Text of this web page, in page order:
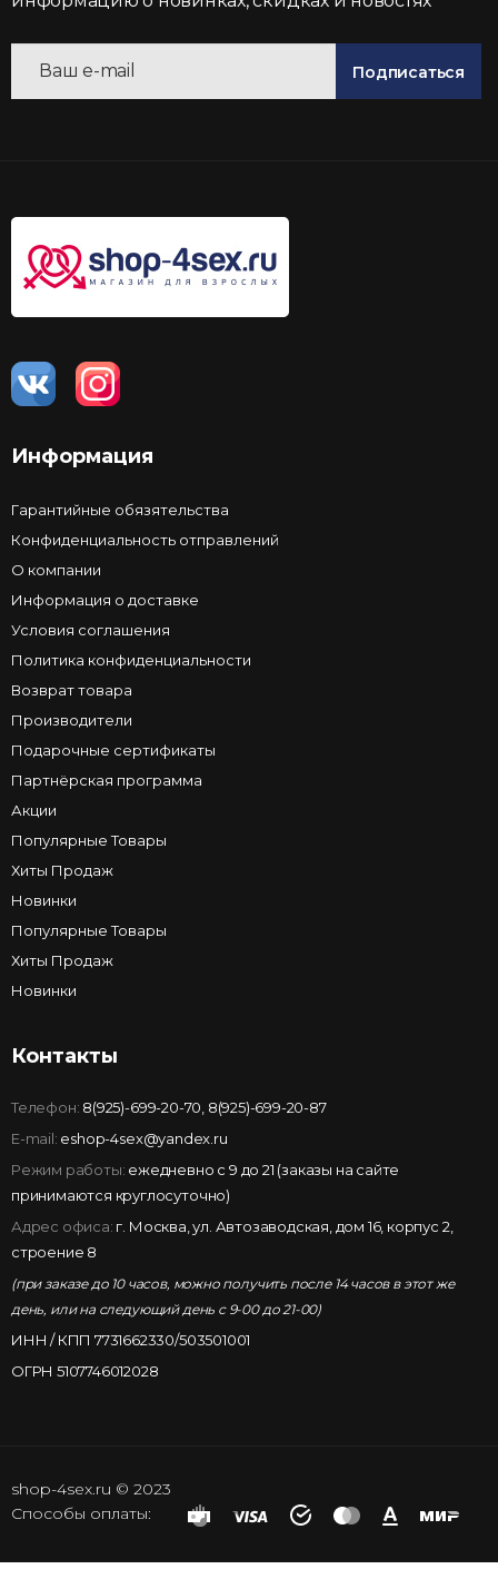
Подписаться
Информация
Гарантийные обязятельства
Конфиденциальность отправлений
О компании
Информация о доставке
Условия соглашения
Политика конфиденциальности
Возврат товара
Производители
Подарочные сертификаты
Партнёрская программа
Акции
Популярные Товары
Хиты Продаж
Новинки
Популярные Товары
Хиты Продаж
Новинки
Контакты
Телефон: 8(925)-699-20-70 8(925)-699-20-87
E-mail: eshop-4sex@yandex.ru
Режим работы: ежедневно с 9 до 21 (заказы на сайте
принимаются круглосуточно)
Адрес офиса: г. Москва, ул. Автозаводская, дом 16, корпус 2,
строение 8
(при заказе до 10 часов, можно получить после 14 часов в этот же
день, или на следующий день с 9-00 до 21-00)
ИНН / КПП 7731662330/503501001
ОГРН 5107746012028
shop-4sex.ru © 2023
Способы оплаты: